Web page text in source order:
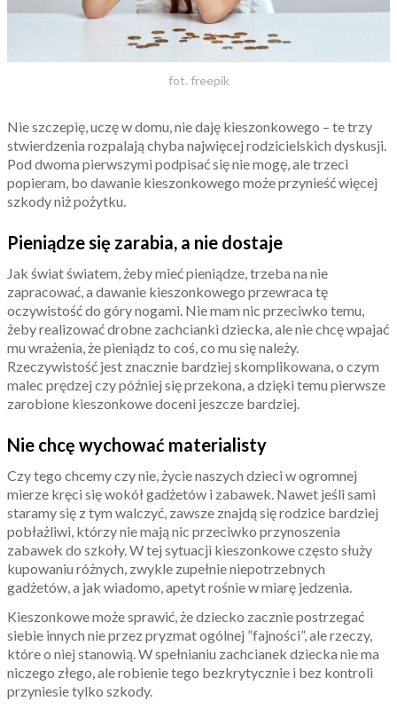
fot. freepik
Nie szczepię, uczę w domu, nie daję kieszonkowego – te trzy
stwierdzenia rozpalają chyba najwięcej rodzicielskich dyskusji.
Pod dwoma pierwszymi podpisać się nie mogę, ale trzeci
popieram, bo dawanie kieszonkowego może przynieść więcej
szkody niż pożytku.
Pieniądze się zarabia, a nie dostaje
Jak świat światem, żeby mieć pieniądze, trzeba na nie
zapracować, a dawanie kieszonkowego przewraca tę
oczywistość do góry nogami. Nie mam nic przeciwko temu,
żeby realizować drobne zachcianki dziecka, ale nie chcę wpajać
mu wrażenia, że pieniądz to coś, co mu się należy.
Rzeczywistość jest znacznie bardziej skomplikowana, o czym
malec prędzej czy później się przekona, a dzięki temu pierwsze
zarobione kieszonkowe doceni jeszcze bardziej.
Nie chcę wychować materialisty
Czy tego chcemy czy nie, życie naszych dzieci w ogromnej
mierze kręci się wokół gadżetów i zabawek. Nawet jeśli sami
staramy się z tym walczyć, zawsze znajdą się rodzice bardziej
pobłażliwi, którzy nie mają nic przeciwko przynoszenia
zabawek do szkoły. W tej sytuacji kieszonkowe często służy
kupowaniu różnych, zwykle zupełnie niepotrzebnych
gadżetów, a jak wiadomo, apetyt rośnie w miarę jedzenia.
Kieszonkowe może sprawić, że dziecko zacznie postrzegać
siebie innych nie przez pryzmat ogólnej ”fajności”, ale rzeczy,
które o niej stanowią. W spełnianiu zachcianek dziecka nie ma
niczego złego, ale robienie tego bezkrytycznie i bez kontroli
przyniesie tylko szkody.